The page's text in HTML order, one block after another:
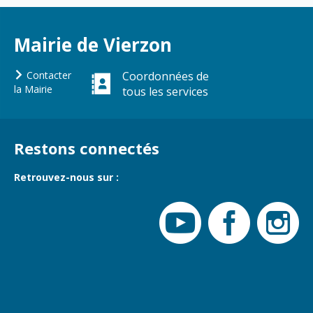
Refuge canin
Marchés
Économie et
commerce
Réseau de
Mairie de Vierzon
Contacter
la Mairie
Coordonnées de
tous les services
Restons connectés
Retrouvez-nous sur :